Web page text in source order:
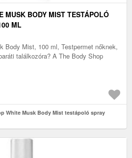
MUSK BODY MIST TESTÁPOLÓ
ML
Body Mist, 100 ml, Testpermet nőknek,
találkozóra? A The Body Shop
White Musk Body Mist testápoló spray